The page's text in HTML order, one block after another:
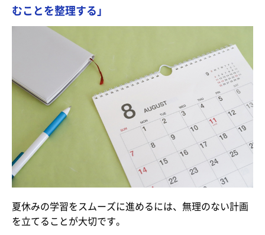
むことを整理する」
夏休みの学習をスムーズに進めるには、無理のない計画
を立てることが大切です。